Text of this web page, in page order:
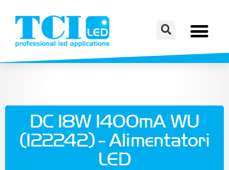
DC 18W 1400mA WU
(122242) - Alimentatori
LED